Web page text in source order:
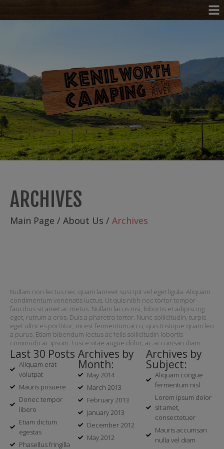
ARCHIVES
Main Page / About Us / Archives
Nullam non lectus nec quam laoreet suscipit vel eget ligula. Aliquam
condimentum venenatis luctus. Ut quis nibh nec tortor tempor
faucibus sit amet ac metus. Nullam lacus nisi, lobortis et adipiscing
eget, rutrum a eros. Duis a pharetra tortor. Nunc sollicitudin, turpis
eget ultrices porttitor, mi est fermentum arcu, quis tristique quam leo
a purus. Etiam bibendum lectus ac felis sollicitudin lobortis
commodo ac ipsum. Fusce vitae augue dolor, ac accumsan diam.
Last 30 Posts
Aliquam erat
volutpat
Mauris posuere
Donec tempor
libero
Etiam dictum
egestas
Phasellus fringilla
Archives by
Month:
May 2014
March 2013
February 2013
January 2013
December 2012
May 2012
Archives by
Subject:
Aliquam congue
fermentum nisl
Lorem ipsum dolor
sit amet,
consectetuer
Mauris accumsan
nulla vel diam